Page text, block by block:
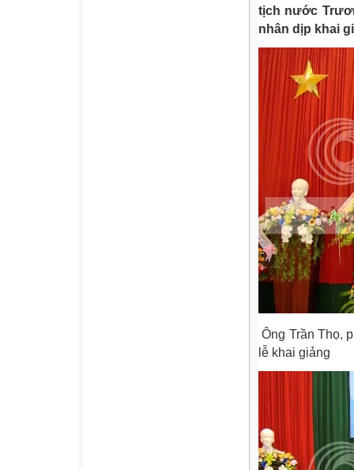
tịch nước
nhân dịp khai
Ông Trần Thọ,
lễ khai giảng